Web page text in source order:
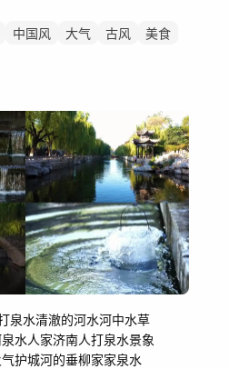
中国风 大气 古风
美食
泉水清澈的河水河中水草
泉水人家济南人打泉水景象
护城河的垂柳家家泉水